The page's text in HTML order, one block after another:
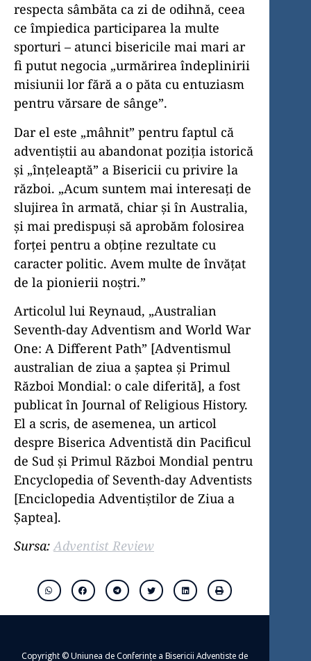
respecta sâmbăta ca zi de odihnă, ceea
ce împiedica participarea la multe
sporturi – atunci bisericile mai mari ar
fi putut negocia „urmărirea îndeplinirii
misiunii lor fără a o păta cu entuziasm
pentru vărsare de sânge”.
Dar el este „mâhnit” pentru faptul că
adventiștii au abandonat poziția istorică
și „înțeleaptă” a Bisericii cu privire la
război. „Acum suntem mai interesați de
slujirea în armată, chiar și în Australia,
și mai predispuși să aprobăm folosirea
forței pentru a obține rezultate cu
caracter politic. Avem multe de învățat
de la pionierii noștri.”
Articolul lui Reynaud, „Australian
Seventh-day Adventism and World War
One: A Different Path” [Adventismul
australian de ziua a șaptea și Primul
Război Mondial: o cale diferită], a fost
publicat în Journal of Religious History.
El a scris, de asemenea, un articol
despre Biserica Adventistă din Pacificul
de Sud și Primul Război Mondial pentru
Encyclopedia of Seventh-day Adventists
[Enciclopedia Adventiștilor de Ziua a
Șaptea].
Sursa:Adventist Review
Copyright © Uniunea de Conferințe a Bisericii Adventiste de